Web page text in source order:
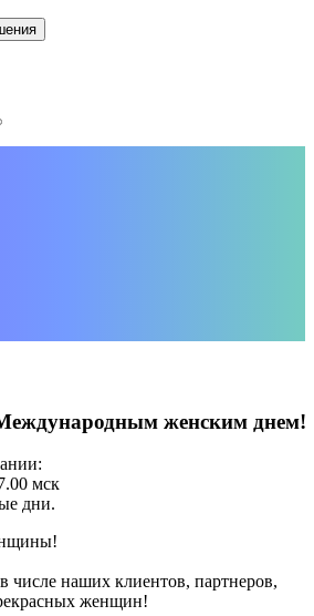
женским днем!
мск
дни.
числе наших клиентов, партнеров,
женщин!